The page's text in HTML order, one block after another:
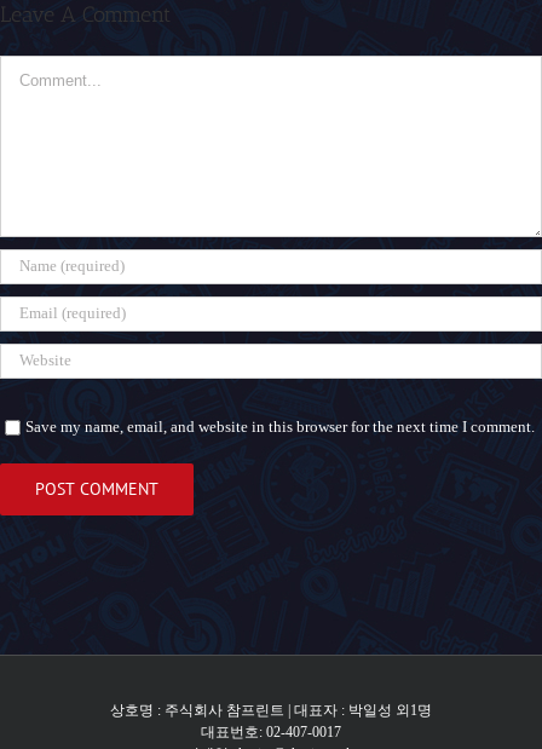
Leave A Comment
Save my name, email, and website in this browser for the next time I comment.
상호명 : 주식회사 참프린트 | 대표자 : 박일성 외1명
대표번호: 02-407-0017